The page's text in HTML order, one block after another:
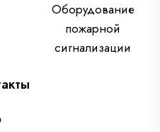
Оборудование
пожарной
сигнализации